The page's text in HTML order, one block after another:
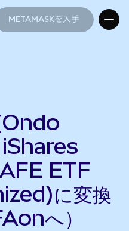
METAMASKを入手
ETF
に変換
へ）